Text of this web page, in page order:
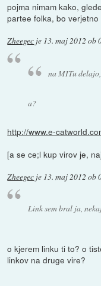
pojma nimam kako,
partee folka, bo
Zheegec je 13. maj 2012 ob
na MITu
a?
http://www.e-
[a se ce;l kup virov je,
Zheegec je 13. maj 2012 ob
Link sem bral ja,
o kjerem linku ti to? o
linkov na druge vire?